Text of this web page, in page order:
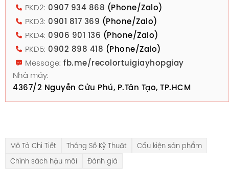
PKD2: 0907 934 868 (Phone/Zalo)
PKD3: 0901 817 369 (Phone/Zalo)
PKD4: 0906 901 136 (Phone/Zalo)
PKD5: 0902 898 418 (Phone/Zalo)
Message: fb.me/recolortuigiayhopgiay
Nhà máy:
4367/2 Nguyễn Cửu Phú, P.Tân Tạo, TP.HCM
Mô Tả Chi Tiết Thông Số Kỹ Thuật
Cấu kiện sản phẩm
Chính sách hậu mãi
Đánh giá